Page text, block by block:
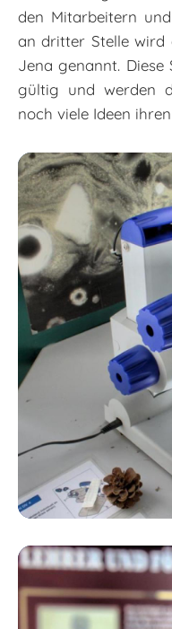
den Mitarbeitern
an dritter Stelle wird
Jena genannt.
gültig und werden
noch viele Ideen